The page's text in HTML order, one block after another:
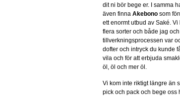
dit ni bör bege er. I samma
även finna Akebono som
ett enormt utbud av Saké.
flera sorter och både jag
tillverkningsprocessen var
dofter och intryck du kunde
vila och för att erbjuda
öl, öl och mer öl.
Vi kom inte riktigt längre än
pick och pack och bege oss